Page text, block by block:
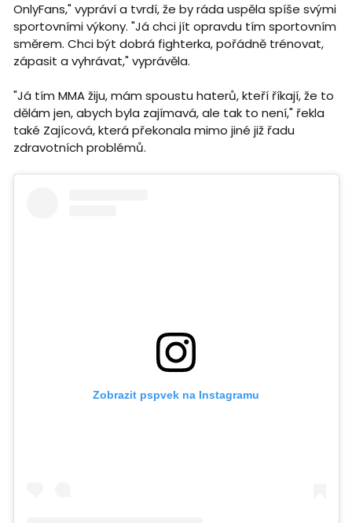
OnlyFans," vypráví a tvrdí, že by ráda uspěla spíše svými
sportovními výkony. "Já chci jít opravdu tím sportovním
směrem. Chci být dobrá fighterka, pořádně trénovat,
zápasit a vyhrávat," vyprávěla.
"Já tím MMA žiju, mám spoustu haterů, kteří říkají, že to
dělám jen, abych byla zajímavá, ale tak to není," řekla
také Zajícová, která překonala mimo jiné již řadu
zdravotních problémů.
Zobrazit pspvek na Instagramu